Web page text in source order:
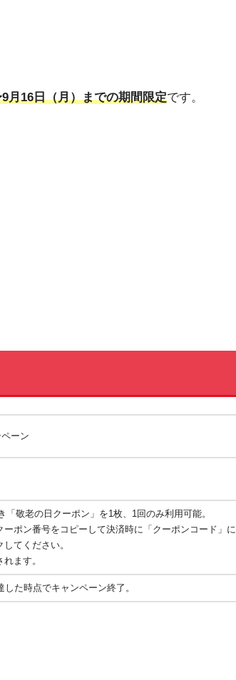
月16日（月）までの期間限定です。
ーン
「敬老の日クーポン」を1枚、1回のみ利用可能。
ポン番号をコピーして決済時に「クーポンコード」に
てください。
ます。
た時点でキャンペーン終了。